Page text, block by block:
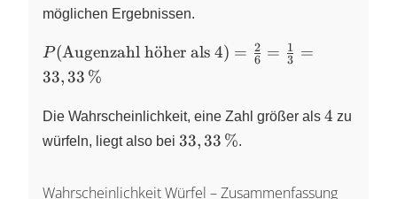
möglichen Ergebnissen.
P(\text{Augenzahl
höher als 4}) =
\frac{2}{6} =
\frac{1}{3} =
33,33\,\%
P(Augenzahl ho
¨her als 4) = 6
2 = 3
1
=
33,33 %
Die Wahrscheinlichkeit, eine Zahl größer als 4
4 zu
würfeln, liegt also bei 33,33\,\%
33,33 %.
Wahrscheinlichkeit Würfel – Zusammenfassung